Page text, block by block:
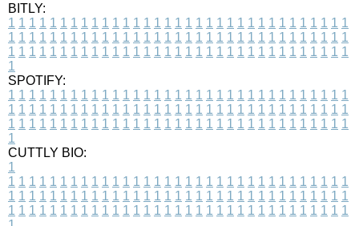
BITLY:
1 1 1 1 1 1 1 1 1 1 1 1 1 1 1 1 1 1 1 1 1 1 1 1 1 1 1 1 1 1 1 1 1
1 1 1 1 1 1 1 1 1 1 1 1 1 1 1 1 1 1 1 1 1 1 1 1 1 1 1 1 1 1 1 1 1
1 1 1 1 1 1 1 1 1 1 1 1 1 1 1 1 1 1 1 1 1 1 1 1 1 1 1 1 1 1 1 1 1
1
SPOTIFY:
1 1 1 1 1 1 1 1 1 1 1 1 1 1 1 1 1 1 1 1 1 1 1 1 1 1 1 1 1 1 1 1 1
1 1 1 1 1 1 1 1 1 1 1 1 1 1 1 1 1 1 1 1 1 1 1 1 1 1 1 1 1 1 1 1 1
1 1 1 1 1 1 1 1 1 1 1 1 1 1 1 1 1 1 1 1 1 1 1 1 1 1 1 1 1 1 1 1 1
1
CUTTLY BIO:
1
1 1 1 1 1 1 1 1 1 1 1 1 1 1 1 1 1 1 1 1 1 1 1 1 1 1 1 1 1 1 1 1 1
1 1 1 1 1 1 1 1 1 1 1 1 1 1 1 1 1 1 1 1 1 1 1 1 1 1 1 1 1 1 1 1 1
1 1 1 1 1 1 1 1 1 1 1 1 1 1 1 1 1 1 1 1 1 1 1 1 1 1 1 1 1 1 1 1 1